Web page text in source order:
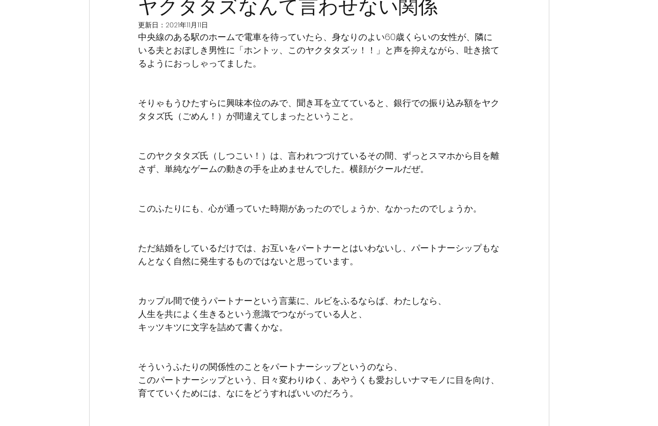
ヤクタタズなんて言わせない関係
更新日： 2021年11月11日
中央線のある駅のホームで電車を待っていたら、身なりのよい60歳くらいの女性が、隣に
いる夫とおぼしき男性に「ホントッ、このヤクタタズッ！！」と声を抑えながら、吐き捨て
るようにおっしゃってました。
そりゃもうひたすらに興味本位のみで、聞き耳を立てていると、銀行での振り込み額をヤク
タタズ氏（ごめん！）が間違えてしまったということ。
このヤクタタズ氏（しつこい！）は、言われつづけているその間、ずっとスマホから目を離
さず、単純なゲームの動きの手を止めませんでした。横顔がクールだぜ。
このふたりにも、心が通っていた時期があったのでしょうか、なかったのでしょうか。
ただ結婚をしているだけでは、お互いをパートナーとはいわないし、パートナーシップもな
んとなく自然に発生するものではないと思っています。
カップル間で使うパートナーという言葉に、ルビをふるならば、わたしなら、
人生を共によく生きるという意識でつながっている人と、
キッツキツに文字を詰めて書くかな。
そういうふたりの関係性のことをパートナーシップというのなら、
このパートナーシップという、日々変わりゆく、あやうくも愛おしいナマモノに目を向け、
育てていくためには、なにをどうすればいいのだろう。